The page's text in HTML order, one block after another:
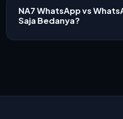
NA7 WhatsApp vs
Saja Bedanya?